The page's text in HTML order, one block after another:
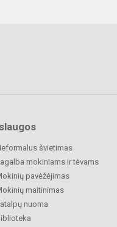
švietimas
mokiniams ir tėvams
pavėžėjimas
maitinimas
nuoma